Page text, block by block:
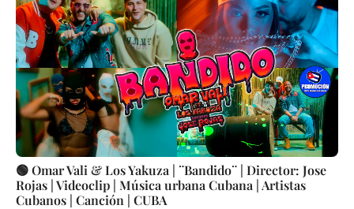
🟢 Omar Vali & Los Yakuza | ¨Bandido¨ | Director: Jose
Rojas | Videoclip | Música urbana Cubana | Artistas
Cubanos | Canción | CUBA